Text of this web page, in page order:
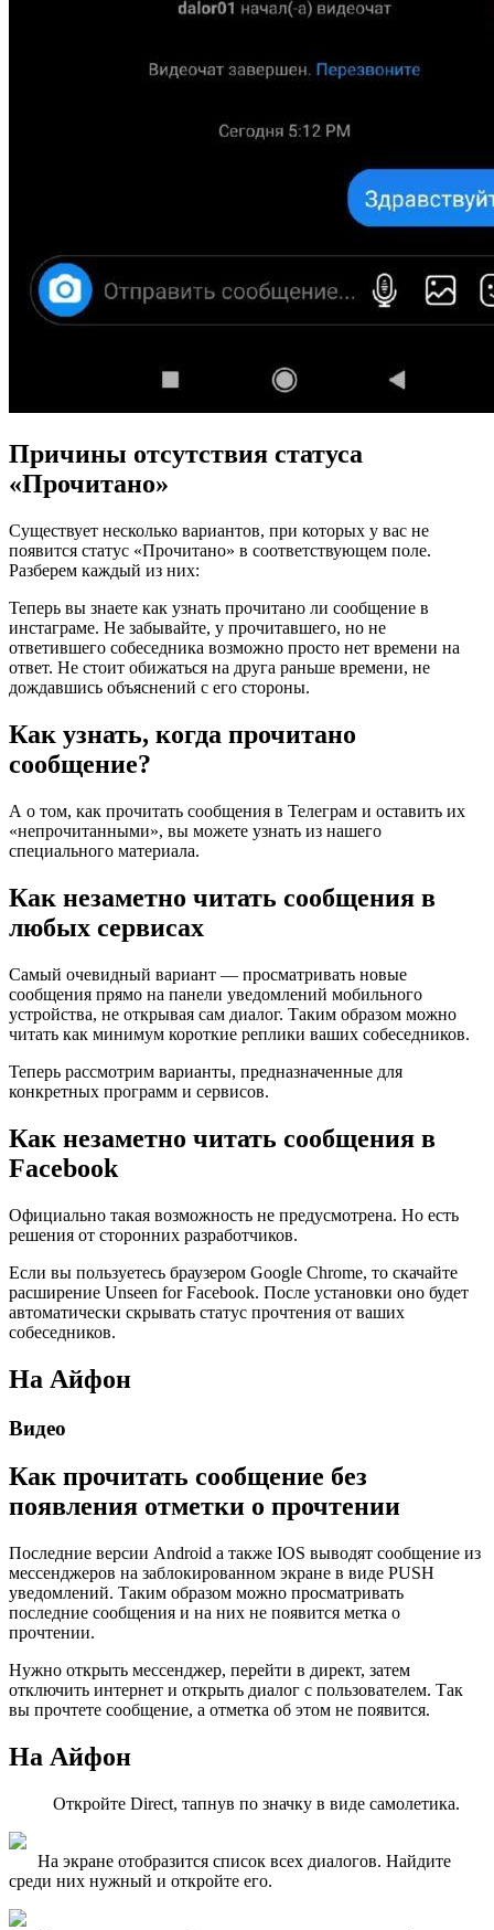
Причины отсутствия статуса
«Прочитано»
Существует несколько вариантов, при которых у вас не
появится статус «Прочитано» в соответствующем поле.
Разберем каждый из них:
Теперь вы знаете как узнать прочитано ли сообщение в
инстаграме. Не забывайте, у прочитавшего, но не
ответившего собеседника возможно просто нет времени на
ответ. Не стоит обижаться на друга раньше времени, не
дождавшись объяснений с его стороны.
Как узнать, когда прочитано
сообщение?
А о том, как прочитать сообщения в Телеграм и оставить их
«непрочитанными», вы можете узнать из нашего
специального материала.
Как незаметно читать сообщения в
любых сервисах
Самый очевидный вариант — просматривать новые
сообщения прямо на панели уведомлений мобильного
устройства, не открывая сам диалог. Таким образом можно
читать как минимум короткие реплики ваших собеседников.
Теперь рассмотрим варианты, предназначенные для
конкретных программ и сервисов.
Как незаметно читать сообщения в
Facebook
Официально такая возможность не предусмотрена. Но есть
решения от сторонних разработчиков.
Если вы пользуетесь браузером Google Chrome, то скачайте
расширение Unseen for Facebook. После установки оно будет
автоматически скрывать статус прочтения от ваших
собеседников.
На Айфон
Видео
Как прочитать сообщение без
появления отметки о прочтении
Последние версии Android а также IOS выводят сообщение из
мессенджеров на заблокированном экране в виде PUSH
уведомлений. Таким образом можно просматривать
последние сообщения и на них не появится метка о
прочтении.
Нужно открыть мессенджер, перейти в директ, затем
отключить интернет и открыть диалог с пользователем. Так
вы прочтете сообщение, а отметка об этом не появится.
На Айфон
Откройте Direct, тапнув по значку в виде самолетика.
На экране отобразится список всех диалогов. Найдите
среди них нужный и откройте его.